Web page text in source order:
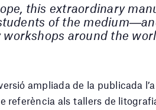
this extraordinary
of the
around the
ampliada de la publicada
referència als tallers de